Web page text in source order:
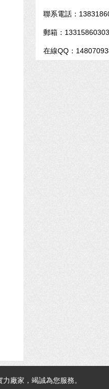
聯系電話：
郵箱：
在線QQ：
廠家，竭誠為您服務。